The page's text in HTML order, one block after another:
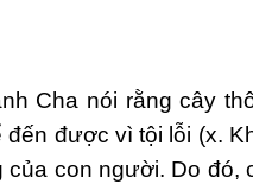
Cha nói rằng cây
được vì tội lỗi (x.
của con người. Do đó,